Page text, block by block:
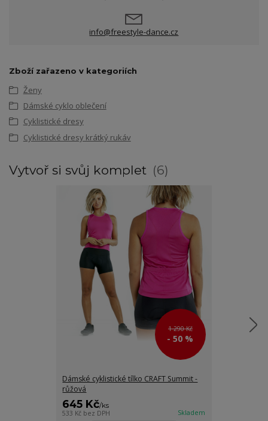
info@freestyle-dance.cz
Zboží zařazeno v kategoriích
Ženy
Dámské cyklo oblečení
Cyklistické dresy
Cyklistické dresy krátký rukáv
Vytvoř si svůj komplet 6
1 290 Kč
- 50 %
Dámské cyklistické tílko CRAFT Summit -
růžová
645 Kč/ks
533 Kč bez DPH Skladem